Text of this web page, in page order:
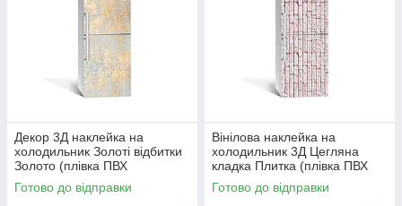
Декор 3Д наклейка на
холодильник Золоті відбитки
Золото (плівка ПВХ
фотодрук) 600х1800 мм
Текстури
Готово до відправки
Вінілова наклейка на
холодильник 3Д Цегляна
кладка Плитка (плівка ПВХ
фотодрук) 600х1800 мм
Текстури Бежевий
Готово до відправки